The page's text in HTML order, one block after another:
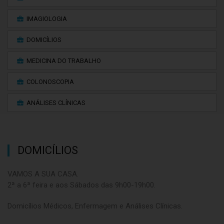
IMAGIOLOGIA
DOMICÍLIOS
MEDICINA DO TRABALHO
COLONOSCOPIA
ANÁLISES CLÍNICAS
DOMICÍLIOS
VAMOS A SUA CASA.
2ª a 6ª feira e aos Sábados das 9h00-19h00.
Domicílios Médicos, Enfermagem e Análises Clínicas.